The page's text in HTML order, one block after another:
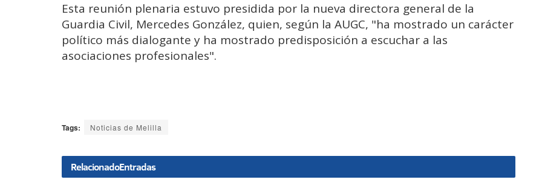
Esta reunión plenaria estuvo presidida por la nueva directora general de la
Guardia Civil, Mercedes González, quien, según la AUGC, "ha mostrado un carácter
político más dialogante y ha mostrado predisposición a escuchar a las
asociaciones profesionales".
Tags: Noticias de Melilla
RelacionadoEntradas